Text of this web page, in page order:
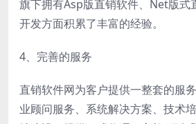
旗下拥有Asp版直销软件、Net版式
开发方面积累了丰富的经验。
4、完善的服务
直销软件网为客户提供一整套的服
业顾问服务、系统解决方案、技术